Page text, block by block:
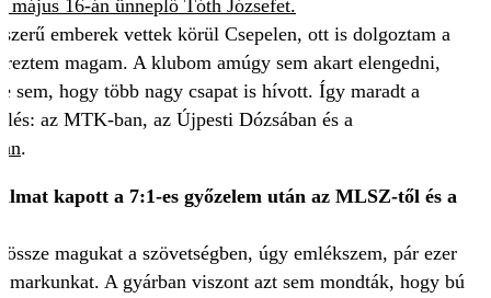
május 16-án ünneplő Tóth Józsefet.
emberek vettek körül Csepelen, ott is dolgoztam a
magam. A klubom amúgy sem akart elengedni,
sem, hogy több nagy csapat is hívott. Így maradt a
az MTK-ban, az Újpesti Dózsában és a
.
kapott a 7:1-es győzelem után az MLSZ-től és a
magukat a szövetségben, úgy emlékszem, pár ezer
markunkat. A gyárban viszont azt sem mondták, hogy bú